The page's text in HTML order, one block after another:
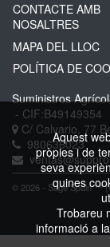
CONTACTE AMB
NOSALTRES
MAPA DEL LLOC
POLÍTICA DE
Suministros
- CIF:B49149354
C/ Calvario, 77
980636023
© 2026 - Sage Spain ™
Aquest
pròpies i de
seva
quines
Trobareu
informació a